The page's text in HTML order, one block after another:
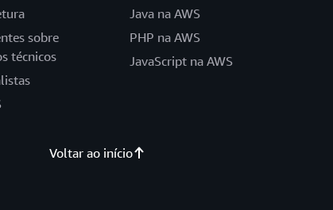
sobre
técnicos
Java na AWS
PHP na AWS
JavaScript na AWS
Voltar ao início